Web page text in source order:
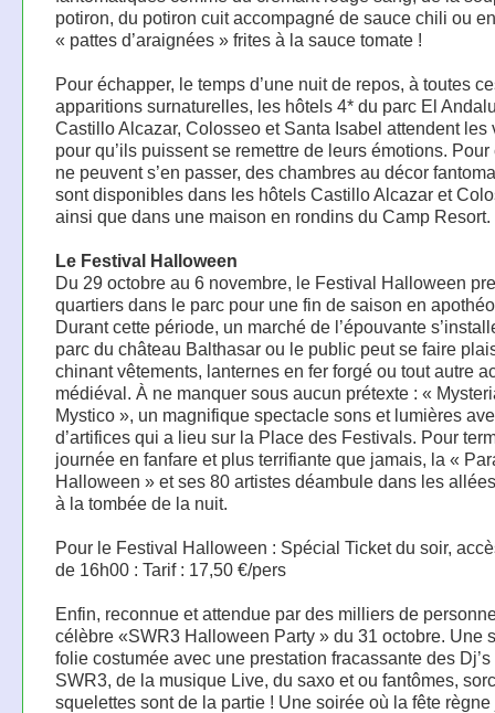
potiron, du potiron cuit accompagné de sauce chili ou
« pattes d’araignées » frites à la sauce tomate !
Pour échapper, le temps d’une nuit de repos, à toutes
apparitions surnaturelles, les hôtels 4* du parc El
Castillo Alcazar, Colosseo et Santa Isabel attendent les
pour qu’ils puissent se remettre de leurs émotions.
ne peuvent s’en passer, des chambres au décor
sont disponibles dans les hôtels Castillo Alcazar et
ainsi que dans une maison en rondins du Camp Resort.
Le Festival Halloween
Du 29 octobre au 6 novembre, le Festival Halloween
quartiers dans le parc pour une fin de saison en
Durant cette période, un marché de l’épouvante
parc du château Balthasar ou le public peut se faire
chinant vêtements, lanternes en fer forgé ou tout autre
médiéval. À ne manquer sous aucun prétexte : «
Mystico », un magnifique spectacle sons et lumières
d’artifices qui a lieu sur la Place des Festivals. Pour
journée en fanfare et plus terrifiante que jamais, la «
Halloween » et ses 80 artistes déambule dans les
à la tombée de la nuit.
Pour le Festival Halloween : Spécial Ticket du soir,
de 16h00 : Tarif : 17,50 €/pers
Enfin, reconnue et attendue par des milliers de
célèbre «SWR3 Halloween Party » du 31 octobre. Une
folie costumée avec une prestation fracassante des Dj’s
SWR3, de la musique Live, du saxo et ou fantômes,
squelettes sont de la partie ! Une soirée où la fête règne